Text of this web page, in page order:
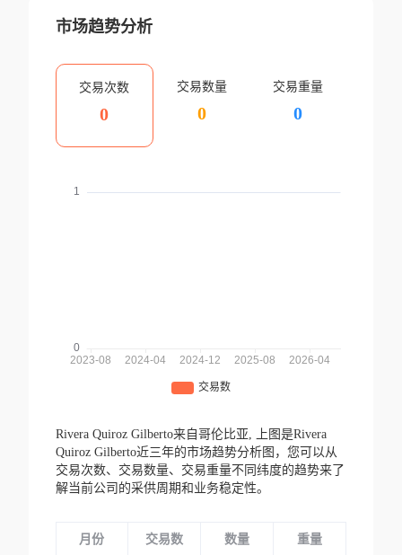
市场趋势分析
交易次数
0
交易数量
0
交易重量
0
Rivera Quiroz Gilberto来自哥伦比亚,
上图是Rivera
Quiroz Gilberto近三年的市场趋势分析图，您可以从
交易次数、交易数量、交易重量不同纬度的趋势来了
解当前公司的采供周期和业务稳定性。
月份 交易数 数量 重量